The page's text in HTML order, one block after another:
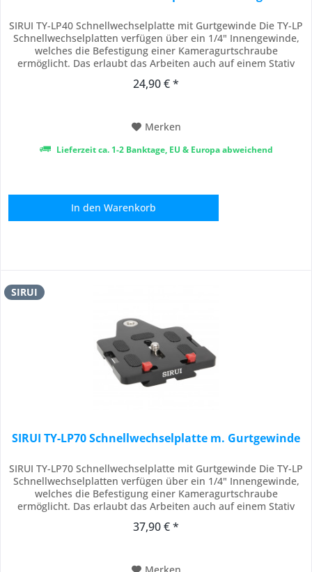
SIRUI TY-LP40 Schnellwechselplatte mit Gurtgewinde Die TY-LP
Schnellwechselplatten verfügen über ein 1/4" Innengewinde,
welches die Befestigung einer Kameragurtschraube
ermöglicht. Das erlaubt das Arbeiten auch auf einem Stativ
geeignet für Gurte von z.B. Sun-Sniper, Carry Speed,
24,90 € *
Merken
Lieferzeit ca. 1-2 Banktage, EU & Europa abweichend
In den Warenkorb
SIRUI
SIRUI TY-LP70 Schnellwechselplatte m. Gurtgewinde
SIRUI TY-LP70 Schnellwechselplatte mit Gurtgewinde Die TY-LP
Schnellwechselplatten verfügen über ein 1/4" Innengewinde,
welches die Befestigung einer Kameragurtschraube
ermöglicht. Das erlaubt das Arbeiten auch auf einem Stativ
geeignet für Gurte von z.B. Sun-Sniper, Carry Speed,
37,90 € *